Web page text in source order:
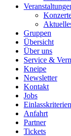
Gruppen
Übersicht
Über uns
Service &
Kneipe
Newsletter
Kontakt
Jobs
Einlasskriterien
Anfahrt
Partner
Tickets